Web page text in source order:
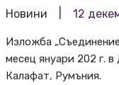
Новини 12
Изложба
месец януари 202 г. в
Калафат, Румъния.